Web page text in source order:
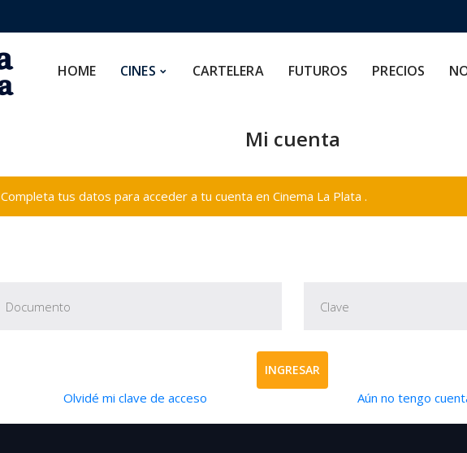
HOME CINES CARTELERA FUTUROS PRECIOS
Mi cuenta
Completa tus datos para acceder a tu cuenta en Cinema La Plata .
INGRESAR
Olvidé mi clave de acceso Aún no tengo